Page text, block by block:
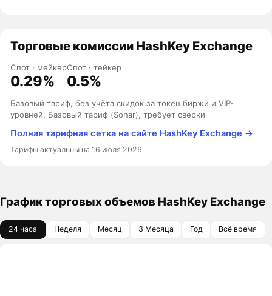
Торговые комиссии HashKey Exchange
Спот · мейкер
0.29%
Спот · тейкер
0.5%
Базовый тариф, без учёта скидок за токен биржи и VIP-
уровней. Базовый тариф (Sonar), требует сверки
Полная тарифная сетка на сайте HashKey Exchange →
Тарифы актуальны на 16 июля 2026
График торговых объемов HashKey Exchange
24 часа Неделя Месяц 3 Месяца Год Всё время